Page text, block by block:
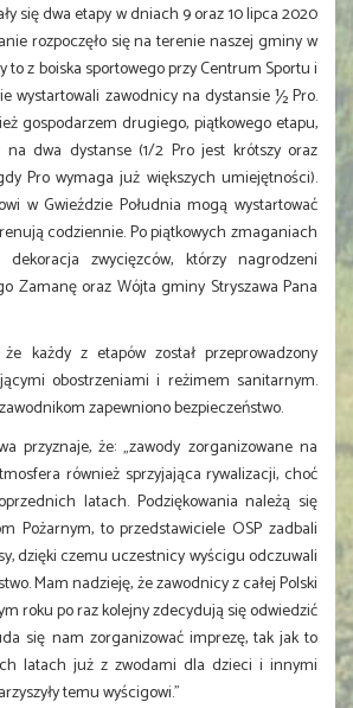
się dwa etapy w dniach 9 oraz 10 lipca 2020
rozpoczęło się na terenie naszej gminy w
to z boiska sportowego przy Centrum Sportu i
wystartowali zawodnicy na dystansie ½ Pro.
gospodarzem drugiego, piątkowego etapu,
na dwa dystanse (1/2 Pro jest krótszy oraz
Pro wymaga już większych umiejętności).
w Gwieździe Południa mogą wystartować
codziennie. Po piątkowych zmaganiach
dekoracja zwycięzców, którzy nagrodzeni
Zamanę oraz Wójta gminy Stryszawa Pana
każdy z etapów został przeprowadzony
obostrzeniami i reżimem sanitarnym.
zapewniono bezpieczeństwo.
przyznaje, że: „zawody zorganizowane na
również sprzyjająca rywalizacji, choć
latach. Podziękowania należą się
Pożarnym, to przedstawiciele OSP zadbali
dzięki czemu uczestnicy wyścigu odczuwali
Mam nadzieję, że zawodnicy z całej Polski
roku po raz kolejny zdecydują się odwiedzić
się nam zorganizować imprezę, tak jak to
latach już z zwodami dla dzieci i innymi
temu wyścigowi.”